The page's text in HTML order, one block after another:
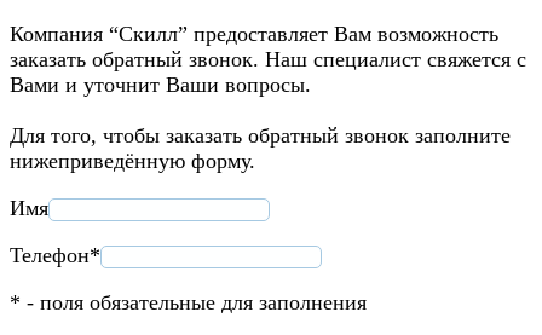
Компания “Скилл” предоставляет Вам возможность
заказать обратный звонок. Наш специалист свяжется с
Вами и уточнит Ваши вопросы.
Для того, чтобы заказать обратный звонок заполните
нижеприведённую форму.
Имя
Телефон*
* - поля обязательные для заполнения